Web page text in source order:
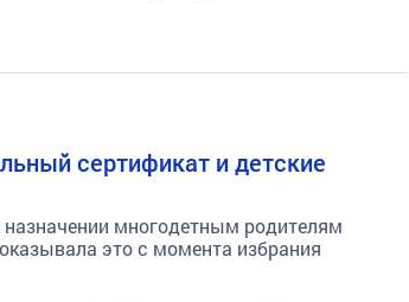
сертификат и детские
назначении многодетным родителям
это с момента избрания